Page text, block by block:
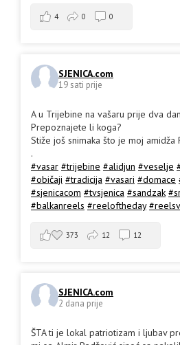
4 0 0
SJENICA.com
19 sati prije
A u Trijebine na vašaru prije dva
Prepoznajete li koga?
Stiže još snimaka što je moj amidža
.
#vasar #trijebine #alidjun #veselje
#običaji #tradicija #vasari #domace
#sjenicacom #tvsjenica #sandzak
#balkanreels #reeloftheday
373 12 12
SJENICA.com
2 dana prije
ŠTA ti je lokal patriotizam i ljubav